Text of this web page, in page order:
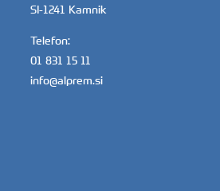
SI-1241 Kamnik
Telefon:
01 831 15 11
info@alprem.si